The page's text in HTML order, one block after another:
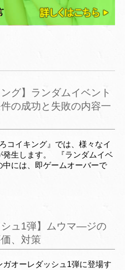
ング】ランダムイベント
の成功と失敗の内容一
コイキング』では、様々なイ
発生します。 『ランダムイベ
中には、即ゲームオーバーで
シュ1弾】ムウマ―ジの
、対策
ガオーレダッシュ1弾に登場す